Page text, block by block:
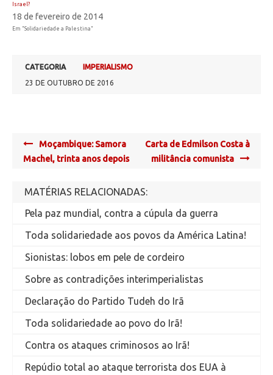
Israel?
18 de fevereiro de 2014
Em "Solidariedade a Palestina"
CATEGORIA
IMPERIALISMO
23 DE OUTUBRO DE 2016
Post
navigation
Moçambique: Samora
Machel, trinta anos depois
Carta de Edmilson Costa à
militância comunista
MATÉRIAS RELACIONADAS:
Pela paz mundial, contra a cúpula da guerra
Toda solidariedade aos povos da América Latina!
Sionistas: lobos em pele de cordeiro
Sobre as contradições interimperialistas
Declaração do Partido Tudeh do Irã
Toda solidariedade ao povo do Irã!
Contra os ataques criminosos ao Irã!
Repúdio total ao ataque terrorista dos EUA à